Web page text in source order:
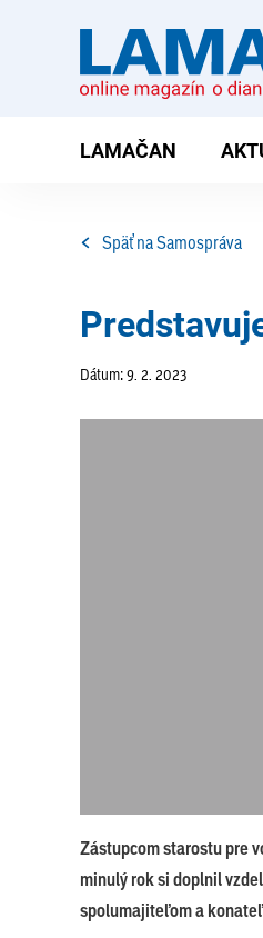
LAMAČAN
Späť na Samospráva
Dátum: 9. 2. 2023
Zástupcom starostu pre
minulý rok si doplnil
spolumajiteľom a